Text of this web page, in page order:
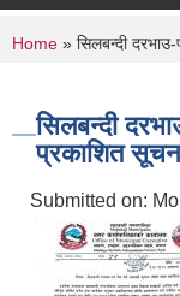
You are
Home » सिलबन्दी
सिलबन्दी
प्रकाशित
Submitted on: